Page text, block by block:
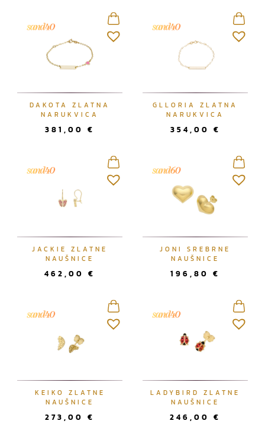
v
i
e
m
DAKOTA ZLATNA
NARUKVICA
381,00 €
GLLORIA ZLATNA
NARUKVICA
354,00 €
JACKIE ZLATNE
NAUŠNICE
462,00 €
JONI SREBRNE
NAUŠNICE
196,80 €
KEIKO ZLATNE
NAUŠNICE
273,00 €
LADYBIRD ZLATNE
NAUŠNICE
246,00 €